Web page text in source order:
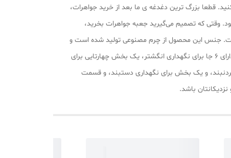
قطعا بزرگ ترین دغدغه ی ما بعد از خرید جواهرات،
وقتی که تصمیم می‌گیرید جعبه جواهرات بخرید،
است. جنس این محصول از چرم مصنوعی تولید شده است و
سایز کوچک 10x10x5 سانتی متر و وزن بسیار پایین 115 گرمی آن حمل و نقل جواهرات را بسیار آسان می‌سازد. جعبه جواهرات مدل چرمی دارای 6 جا برای نگهداری انگشتر، یک بخش چهارتایی برای
جداسازی برای گذاشتن ساعت و …) است. همچنین این محصول در قسمت درب دارای 3 جای آویز گردنبند، و یک بخش برای نگهداری دستبند، و قسمت
باشد.